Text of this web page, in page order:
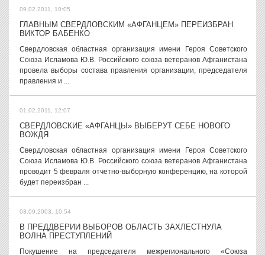
09.02.2011, 10:05
ГЛАВНЫМ СВЕРДЛОВСКИМ «АФГАНЦЕМ» ПЕРЕИЗБРАН
ВИКТОР БАБЕНКО
Свердловская областная организация имени Героя Советского
Союза Исламова Ю.В. Российского союза ветеранов Афганистана
провела выборы состава правления организации, председателя
правления и ...
01.02.2011, 12:07
СВЕРДЛОВСКИЕ «АФГАНЦЫ» ВЫБЕРУТ СЕБЕ НОВОГО
ВОЖДЯ
Свердловская областная организация имени Героя Советского
Союза Исламова Ю.В. Российского союза ветеранов Афганистана
проводит 5 февраля отчетно-выборную конференцию, на которой
будет переизбран ...
03.09.2003, 10:54
В ПРЕДДВЕРИИ ВЫБОРОВ ОБЛАСТЬ ЗАХЛЕСТНУЛА
ВОЛНА ПРЕСТУПЛЕНИЙ
Покушение на председателя межрегионального «Союза